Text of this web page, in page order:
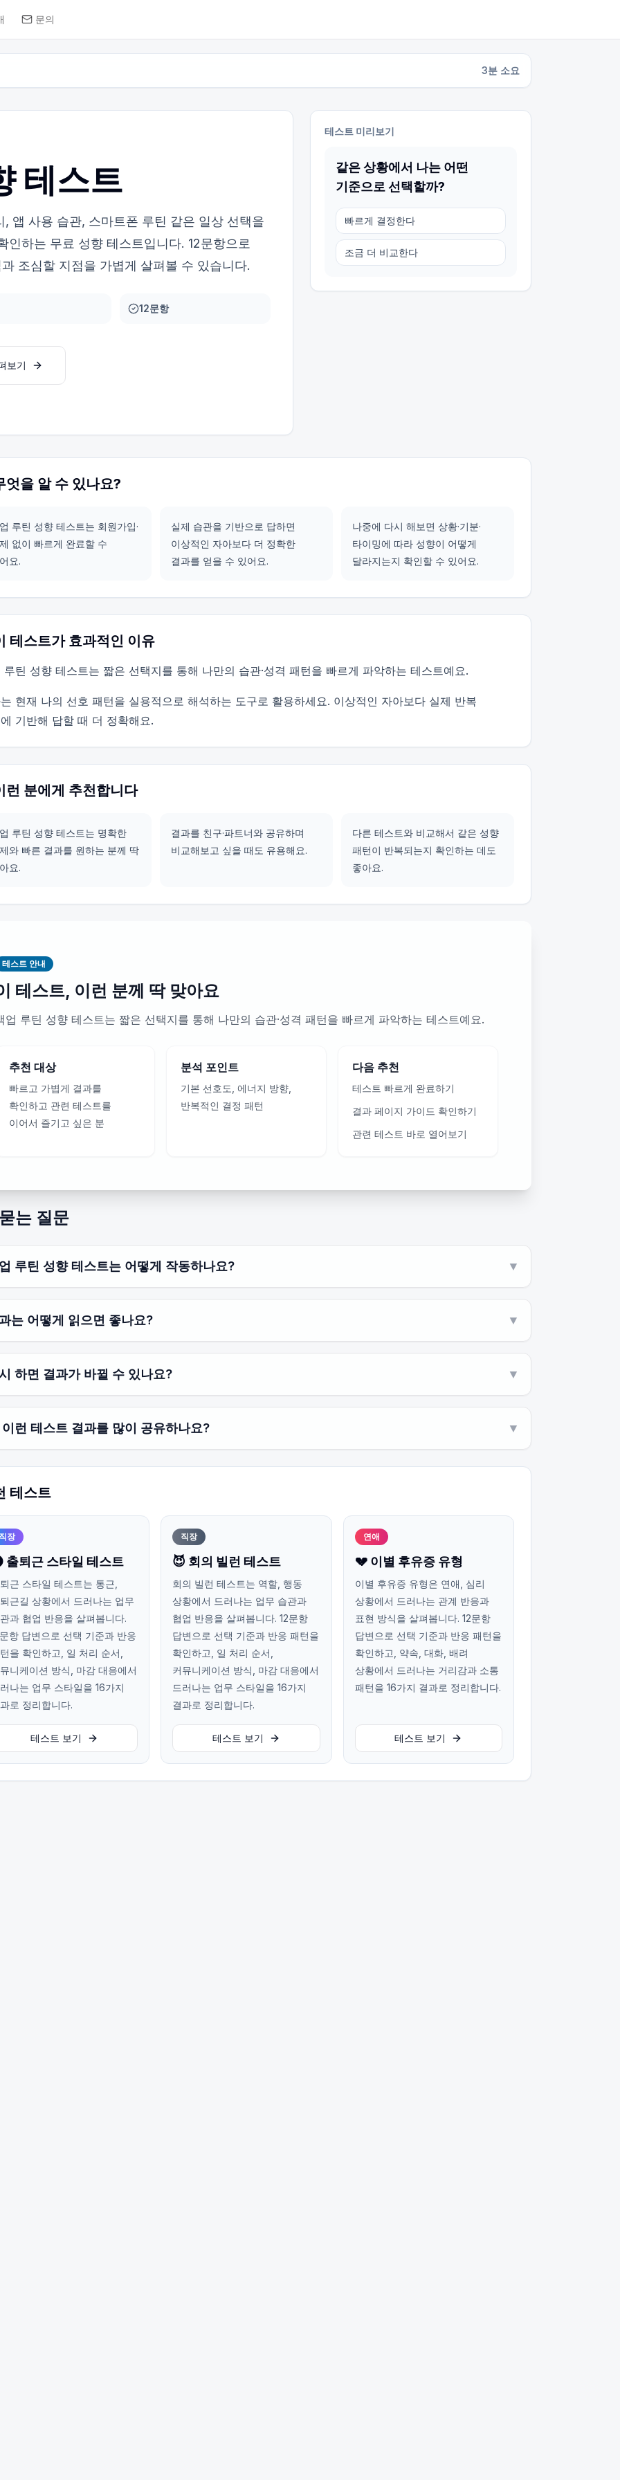
문의
3분 소요
테스트
앱 사용 습관, 스마트폰 루틴 같은 일상 선택을
인하는 무료 성향 테스트입니다. 12문항으로
조심할 지점을 가볍게 살펴볼 수 있습니다.
12문항
보기
테스트 미리보기
같은 상황에서 나는 어떤
기준으로 선택할까?
빠르게 결정한다
조금 더 비교한다
엇을 알 수 있나요?
루틴 성향 테스트는 회원가입·
없이 빠르게 완료할 수
요.
실제 습관을 기반으로 답하면
이상적인 자아보다 더 정확한
결과를 얻을 수 있어요.
나중에 다시 해보면 상황·기분·
타이밍에 따라 성향이 어떻게
달라지는지 확인할 수 있어요.
테스트가 효과적인 이유
루틴 성향 테스트는 짧은 선택지를 통해 나만의 습관·성격 패턴을 빠르게 파악하는 테스트예요.
현재 나의 선호 패턴을 실용적으로 해석하는 도구로 활용하세요. 이상적인 자아보다 실제 반복
기반해 답할 때 더 정확해요.
런 분에게 추천합니다
루틴 성향 테스트는 명확한
와 빠른 결과를 원하는 분께 딱
요.
결과를 친구·파트너와 공유하며
비교해보고 싶을 때도 유용해요.
다른 테스트와 비교해서 같은 성향
패턴이 반복되는지 확인하는 데도
좋아요.
테스트 안내
테스트, 이런 분께 딱 맞아요
업 루틴 성향 테스트는 짧은 선택지를 통해 나만의 습관·성격 패턴을 빠르게 파악하는 테스트예요.
추천 대상
빠르고 가볍게 결과를
확인하고 관련 테스트를
이어서 즐기고 싶은 분
분석 포인트
기본 선호도, 에너지 방향,
반복적인 결정 패턴
다음 추천
테스트 빠르게 완료하기
결과 페이지 가이드 확인하기
관련 테스트 바로 열어보기
는 질문
루틴 성향 테스트는 어떻게 작동하나요? ▼
는 어떻게 읽으면 좋나요? ▼
하면 결과가 바뀔 수 있나요? ▼
런 테스트 결과를 많이 공유하나요? ▼
테스트
장
출퇴근 스타일 테스트
근 스타일 테스트는 통근,
근길 상황에서 드러나는 업무
과 협업 반응을 살펴봅니다.
항 답변으로 선택 기준과 반응
을 확인하고, 일 처리 순서,
니케이션 방식, 마감 대응에서
나는 업무 스타일을 16가지
로 정리합니다.
테스트 보기
직장
😈 회의 빌런 테스트
회의 빌런 테스트는 역할, 행동
상황에서 드러나는 업무 습관과
협업 반응을 살펴봅니다. 12문항
답변으로 선택 기준과 반응 패턴을
확인하고, 일 처리 순서,
커뮤니케이션 방식, 마감 대응에서
드러나는 업무 스타일을 16가지
결과로 정리합니다.
테스트 보기
연애
💔 이별 후유증 유형
이별 후유증 유형은 연애, 심리
상황에서 드러나는 관계 반응과
표현 방식을 살펴봅니다. 12문항
답변으로 선택 기준과 반응 패턴을
확인하고, 약속, 대화, 배려
상황에서 드러나는 거리감과 소통
패턴을 16가지 결과로 정리합니다.
테스트 보기